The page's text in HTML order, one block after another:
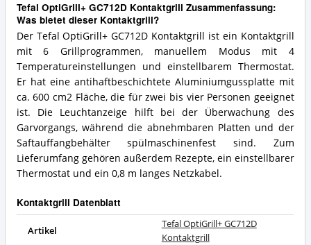
Tefal OptiGrill+ GC712D Kontaktgrill Zusammenfassung:
Was bietet dieser Kontaktgrill?
Der Tefal OptiGrill+ GC712D Kontaktgrill ist ein Kontaktgrill
mit 6 Grillprogrammen, manuellem Modus mit 4
Temperatureinstellungen und einstellbarem Thermostat.
Er hat eine antihaftbeschichtete Aluminiumgussplatte mit
ca. 600 cm2 Fläche, die für zwei bis vier Personen geeignet
ist. Die Leuchtanzeige hilft bei der Überwachung des
Garvorgangs, während die abnehmbaren Platten und der
Saftauffangbehälter spülmaschinenfest sind. Zum
Lieferumfang gehören außerdem Rezepte, ein einstellbarer
Thermostat und ein 0,8 m langes Netzkabel.
Kontaktgrill Datenblatt
Artikel
Tefal OptiGrill+ GC712D
Kontaktgrill